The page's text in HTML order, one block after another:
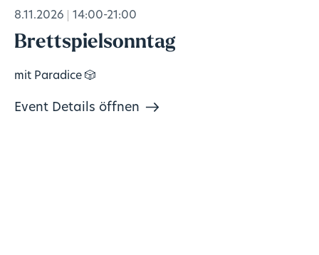
8.11.2026 14:00-21:00
Brettspielsonntag
mit Paradice 🎲
Event Details öffnen